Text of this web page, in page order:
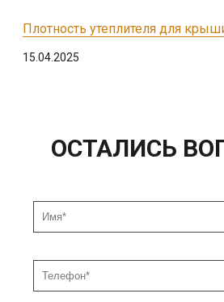
Плотность утеплителя для
15.04.2025
ОСТАЛИСЬ